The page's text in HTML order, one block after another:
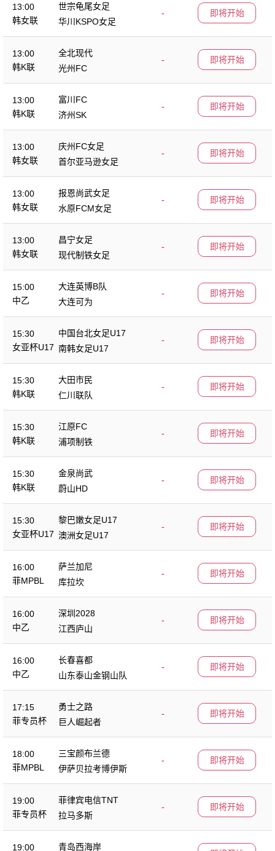
13:00
韩女联
世宗龟尾女足
-
华川KSPO女足
即将开始
13:00
韩K联
全北现代
-
光州FC
即将开始
13:00
韩K联
富川FC
-
济州SK
即将开始
13:00
韩女联
庆州FC女足
-
首尔亚马逊女足
即将开始
13:00
韩女联
报恩尚武女足
-
水原FCM女足
即将开始
13:00
韩女联
昌宁女足
-
现代制铁女足
即将开始
15:00
中乙
大连英博B队
-
大连可为
即将开始
15:30
女亚杯U17
中国台北女足U17
-
南韩女足U17
即将开始
15:30
韩K联
大田市民
-
仁川联队
即将开始
15:30
韩K联
江原FC
-
浦项制铁
即将开始
15:30
韩K联
金泉尚武
-
蔚山HD
即将开始
15:30
女亚杯U17
黎巴嫩女足U17
-
澳洲女足U17
即将开始
16:00
菲MPBL
萨兰加尼
-
库拉坎
即将开始
16:00
中乙
深圳2028
-
江西庐山
即将开始
16:00
中乙
长春喜都
-
山东泰山金钢山队
即将开始
17:15
菲专员杯
勇士之路
-
巨人崛起者
即将开始
18:00
菲MPBL
三宝颜布兰德
-
伊萨贝拉考博伊斯
即将开始
19:00
菲专员杯
菲律宾电信TNT
-
拉马多斯
即将开始
19:00 青岛西海岸